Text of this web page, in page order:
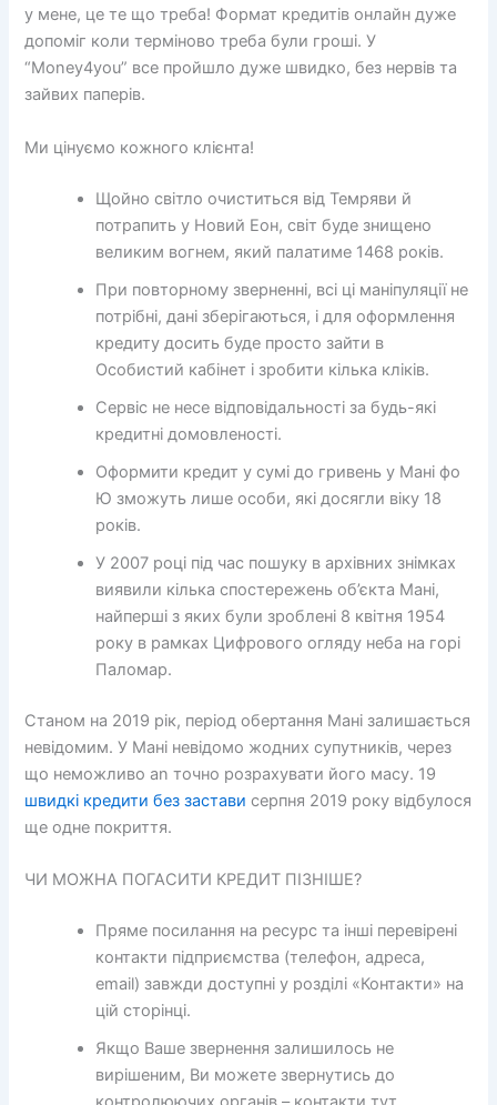
у мене, це те що треба! Формат кредитів онлайн дуже
допоміг коли терміново треба були гроші. У
“Money4you” все пройшло дуже швидко, без нервів та
зайвих паперів.
Ми цінуємо кожного клієнта!
Щойно світло очиститься від Темряви й
потрапить у Новий Еон, світ буде знищено
великим вогнем, який палатиме 1468 років.
При повторному зверненні, всі ці маніпуляції не
потрібні, дані зберігаються, і для оформлення
кредиту досить буде просто зайти в
Особистий кабінет і зробити кілька кліків.
Сервіс не несе відповідальності за будь-які
кредитні домовленості.
Оформити кредит у сумі до гривень у Мані фо
Ю зможуть лише особи, які досягли віку 18
років.
У 2007 році під час пошуку в архівних знімках
виявили кілька спостережень об’єкта Мані,
найперші з яких були зроблені 8 квітня 1954
року в рамках Цифрового огляду неба на горі
Паломар.
Станом на 2019 рік, період обертання Мані залишається
невідомим. У Мані невідомо жодних супутників, через
що неможливо an точно розрахувати його масу. 19
швидкі кредити без застави серпня 2019 року відбулося
ще одне покриття.
ЧИ МОЖНА ПОГАСИТИ КРЕДИТ ПІЗНІШЕ?
Пряме посилання на ресурс та інші перевірені
контакти підприємства (телефон, адреса,
email) завжди доступні у розділі «Контакти» на
цій сторінці.
Якщо Ваше звернення залишилось не
вирішеним, Ви можете звернутись до